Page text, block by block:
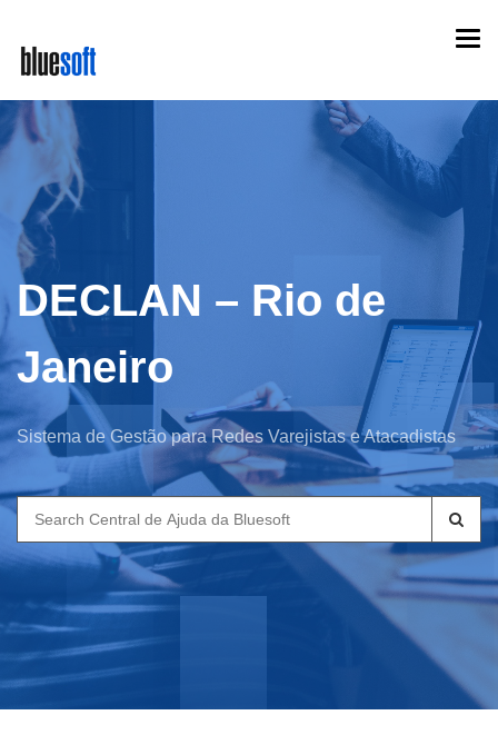
main
content
DECLAN – Rio de
Janeiro
Sistema de Gestão para Redes Varejistas e Atacadistas
Search
for: